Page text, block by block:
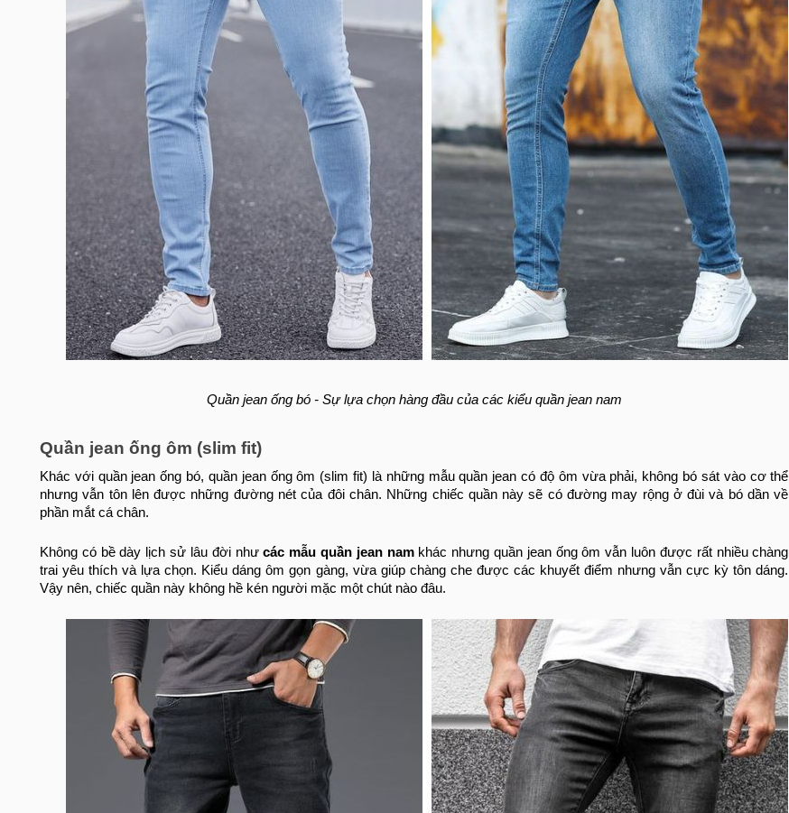
Quần jean ống bó - Sự lựa chọn hàng đầu của các kiểu quần jean nam
Quần jean ống ôm (slim fit)
Khác với quần jean ống bó, quần jean ống ôm (slim fit) là những mẫu quần jean có độ ôm vừa phải, không bó sát vào cơ thể
nhưng vẫn tôn lên được những đường nét của đôi chân. Những chiếc quần này sẽ có đường may rộng ở đùi và bó dần về
phần mắt cá chân.
Không có bề dày lịch sử lâu đời nhưcác mẫu quần jean namkhác nhưng quần jean ống ôm vẫn luôn được rất nhiều chàng
trai yêu thích và lựa chọn. Kiểu dáng ôm gọn gàng, vừa giúp chàng che được các khuyết điểm nhưng vẫn cực kỳ tôn dáng.
Vậy nên, chiếc quần này không hề kén người mặc một chút nào đâu.